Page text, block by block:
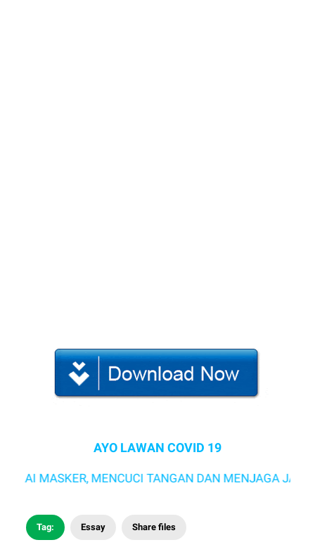
AYO LAWAN COVID 19
MENCUCI TANGAN DAN MENJAGA JARAK
Tag: Essay Share files